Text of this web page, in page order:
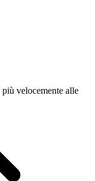
velocemente alle